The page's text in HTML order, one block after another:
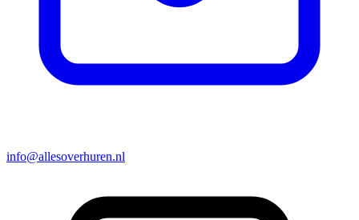
info@allesoverhuren.nl